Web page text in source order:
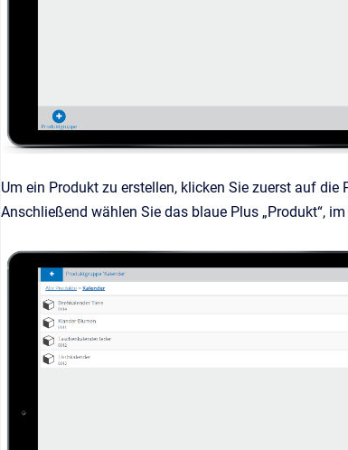
Um ein Produkt zu erstellen, klicken Sie zuerst auf
Anschließend wählen Sie das blaue Plus „Produkt“,